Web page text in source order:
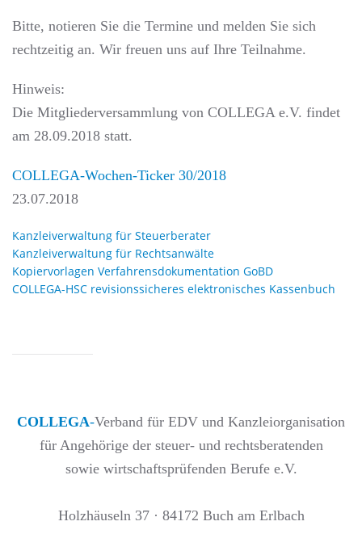
Bitte, notieren Sie die Termine und melden Sie sich
rechtzeitig an. Wir freuen uns auf Ihre Teilnahme.
Hinweis:
Die Mitgliederversammlung von COLLEGA e.V. findet
am 28.09.2018 statt.
COLLEGA-Wochen-Ticker 30/2018
23.07.2018
Kanzleiverwaltung für Steuerberater
Kanzleiverwaltung für Rechtsanwälte
Kopiervorlagen Verfahrensdokumentation GoBD
COLLEGA-HSC revisionssicheres elektronisches Kassenbuch
COLLEGA-Verband für EDV und Kanzleiorganisation
für Angehörige der steuer- und rechtsberatenden
sowie wirtschaftsprüfenden Berufe e.V.
Holzhäuseln 37 · 84172 Buch am Erlbach